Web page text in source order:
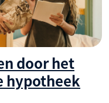
door het
hypotheek